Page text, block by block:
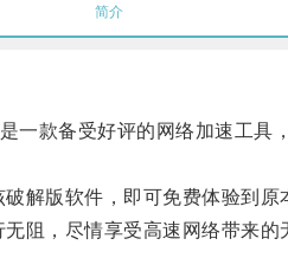
简介
款备受好评的网络加速工具
版软件，即可免费体验到原
，尽情享受高速网络带来的